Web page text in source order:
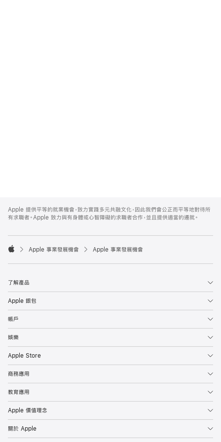
Footer
Apple 提供平等的就業機會，致力實踐多元共融文化，因此我們會公正而平等地對待所
有求職者。Apple 致力與有身體或心智障礙的求職者合作，並且提供適當的遷就。

Apple 事業發展機會 Apple 事業發展機會
了解產品
Apple 銀包
帳戶
娛樂
Apple Store
商務應用
教育應用
Apple 價值理念
關於 Apple